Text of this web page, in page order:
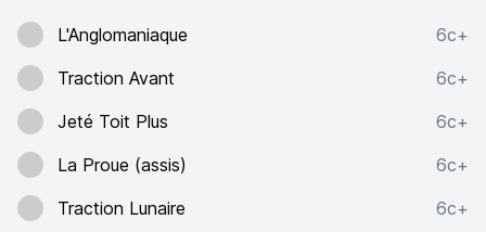
L'Anglomaniaque
6c+
Traction Avant
6c+
Jeté Toit Plus
6c+
La Proue (assis)
6c+
Traction Lunaire
6c+